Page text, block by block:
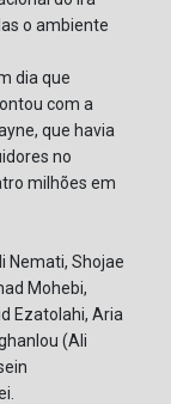
o ambiente
dia que
com a
que havia
no
milhões em
Nemati, Shojae
Mohebi,
Ezatolahi, Aria
(Ali